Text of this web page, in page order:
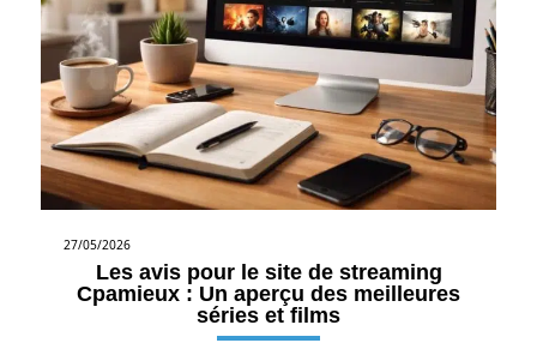
27/05/2026
Les avis pour le site de streaming
Cpamieux : Un aperçu des meilleures
séries et films